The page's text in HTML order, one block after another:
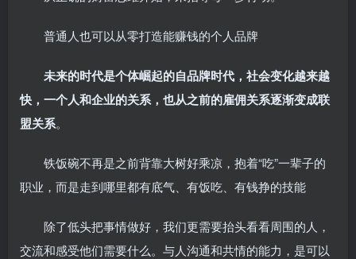
普通人也可以从零打造能赚钱的个人品牌
未来的时代是个体崛起的自品牌时代，社会变化越来越
快，一个人和企业的关系，也从之前的雇佣关系逐渐变成联
盟关系。
铁饭碗不再是之前背靠大树好乘凉，抱着“吃”一辈子的
职业，而是走到哪里都有底气、有饭吃、有钱挣的技能
除了低头把事情做好，我们更需要抬头看看周围的人，
交流和感受他们需要什么。与人沟通和共情的能力，是可以